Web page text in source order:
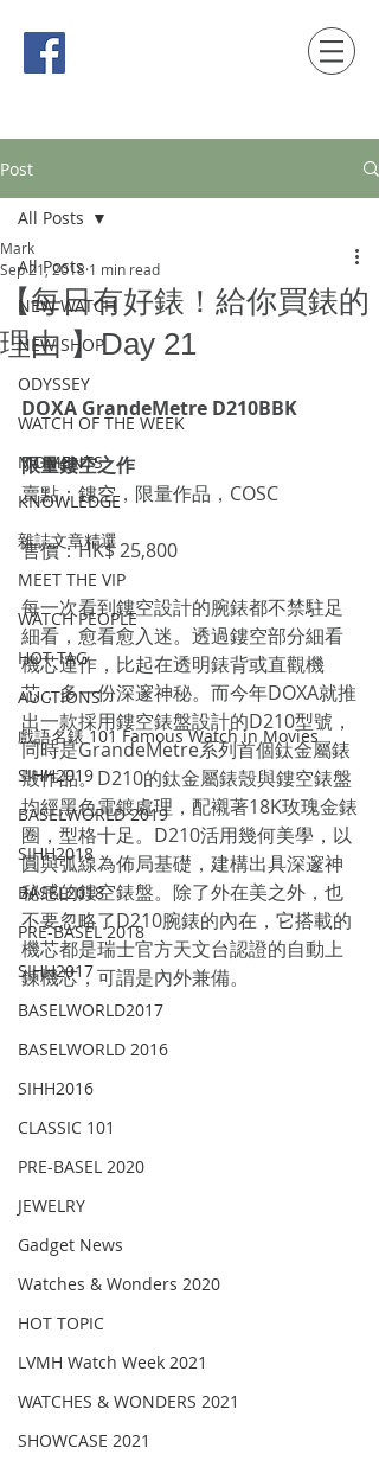
Post
All Posts
NEW WATCH
NEW SHOP
ODYSSEY
WATCH OF THE WEEK
MOMENTS
KNOWLEDGE
雜誌文章精選
MEET THE VIP
WATCH PEOPLE
HOT TAG
AUCTIONS
戲語名錶 101 Famous Watch in Movies
SIHH2019
BASELWORLD 2019
SIHH2018
BASEL2018
PRE-BASEL 2018
SIHH2017
BASELWORLD2017
BASELWORLD 2016
SIHH2016
CLASSIC 101
PRE-BASEL 2020
JEWELRY
Gadget News
Watches & Wonders 2020
HOT TOPIC
LVMH Watch Week 2021
WATCHES & WONDERS 2021
SHOWCASE 2021
All Posts
【每日有好錶！給你買錶的
理由 】Day 21
Mark
Sep 21, 2018 1 min read
DOXA GrandeMetre D210BBK
限量鏤空之作
賣點：鏤空，限量作品，COSC
售價：HK$ 25,800
每一次看到鏤空設計的腕錶都不禁駐足
細看，愈看愈入迷。透過鏤空部分細看
機芯運作，比起在透明錶背或直觀機
芯，多一份深邃神秘。而今年DOXA就推
出一款採用鏤空錶盤設計的D210型號，
同時是GrandeMetre系列首個鈦金屬錶
殼作品。D210的鈦金屬錶殼與鏤空錶盤
均經黑色電鍍處理，配襯著18K玫瑰金錶
圈，型格十足。D210活用幾何美學，以
圓與弧線為佈局基礎，建構出具深邃神
秘感的鏤空錶盤。除了外在美之外，也
不要忽略了D210腕錶的內在，它搭載的
機芯都是瑞士官方天文台認證的自動上
鍊機芯，可謂是內外兼備。